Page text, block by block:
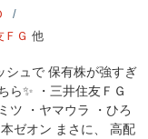
ＦＧ 他
シュで 保有株が強すぎ
✨ ・三井住友ＦＧ
ツ ・ヤマウラ ・ひろ
ゼオン まさに、 高配